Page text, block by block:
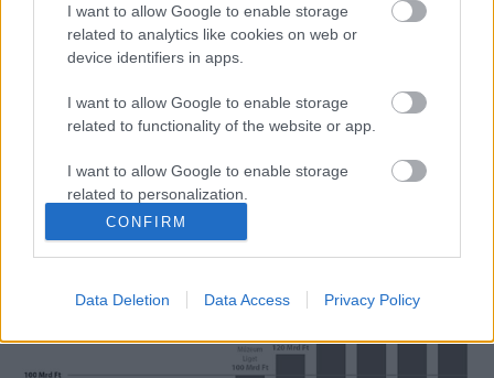
I want to allow Google to enable storage
related to analytics like cookies on web or
device identifiers in apps.
I want to allow Google to enable storage
related to functionality of the website or app.
I want to allow Google to enable storage
related to personalization.
I want to allow Google to enable storage
related to security, including authentication
user protection.
CONFIRM
Data Deletion Data Access Privacy Policy
is tud.” Baán László, a Liget projekt miniszteri
biztosa (tótumfaktuma), a minap hosszasan beszélt
a Klubrádióban a Liget Projektről, ahol ismét
minden aggódót sietve megnyugtatott, hogy minden
rendben van, az állításai most, meg később is
számon…